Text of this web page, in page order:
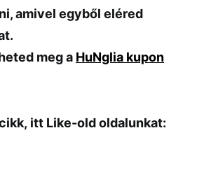
amivel egyből eléred
meg a HuNglia kupon
itt Like-old oldalunkat: